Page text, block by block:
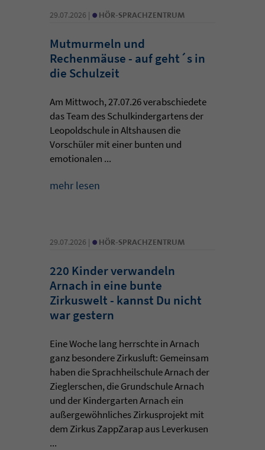
29.07.2026 | • HÖR-SPRACHZENTRUM
Mutmurmeln und
Rechenmäuse - auf geht´s in
die Schulzeit
Am Mittwoch, 27.07.26 verabschiedete
das Team des Schulkindergartens der
Leopoldschule in Altshausen die
Vorschüler mit einer bunten und
emotionalen ...
mehr lesen
29.07.2026 | • HÖR-SPRACHZENTRUM
220 Kinder verwandeln
Arnach in eine bunte
Zirkuswelt - kannst Du nicht
war gestern
Eine Woche lang herrschte in Arnach
ganz besondere Zirkusluft: Gemeinsam
haben die Sprachheilschule Arnach der
Zieglerschen, die Grundschule Arnach
und der Kindergarten Arnach ein
außergewöhnliches Zirkusprojekt mit
dem Zirkus ZappZarap aus Leverkusen
...